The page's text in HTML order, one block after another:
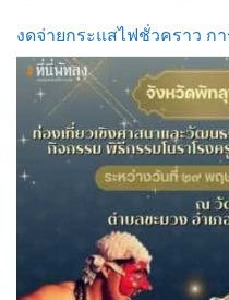
งดจ่ายกระแสไฟชั่วคราว